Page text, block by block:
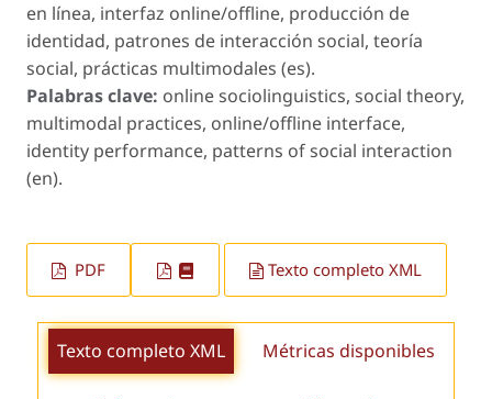
en línea, interfaz online/offline, producción de
identidad, patrones de interacción social, teoría
social, prácticas multimodales (es).
Palabras clave: online sociolinguistics, social theory,
multimodal practices, online/offline interface,
identity performance, patterns of social interaction
(en).
PDF Texto completo XML
Texto completo XML Métricas disponibles